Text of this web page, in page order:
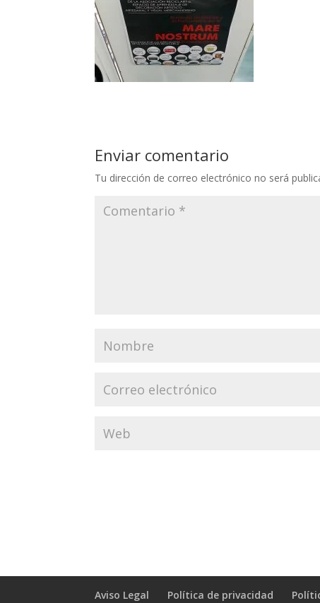
Enviar comentario
Tu dirección de correo electrónico no será
Aviso Legal Política de privacidad